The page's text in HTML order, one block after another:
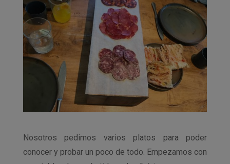
Nosotros pedimos varios platos para poder
conocer y probar un poco de todo. Empezamos con